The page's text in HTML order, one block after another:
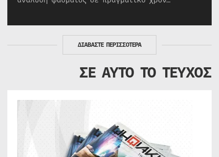
ΔΙΑΒΑΣΤΕ ΠΕΡΙΣΣΟΤΕΡΑ
ΣΕ ΑΥΤΟ ΤΟ ΤΕΥΧΟΣ